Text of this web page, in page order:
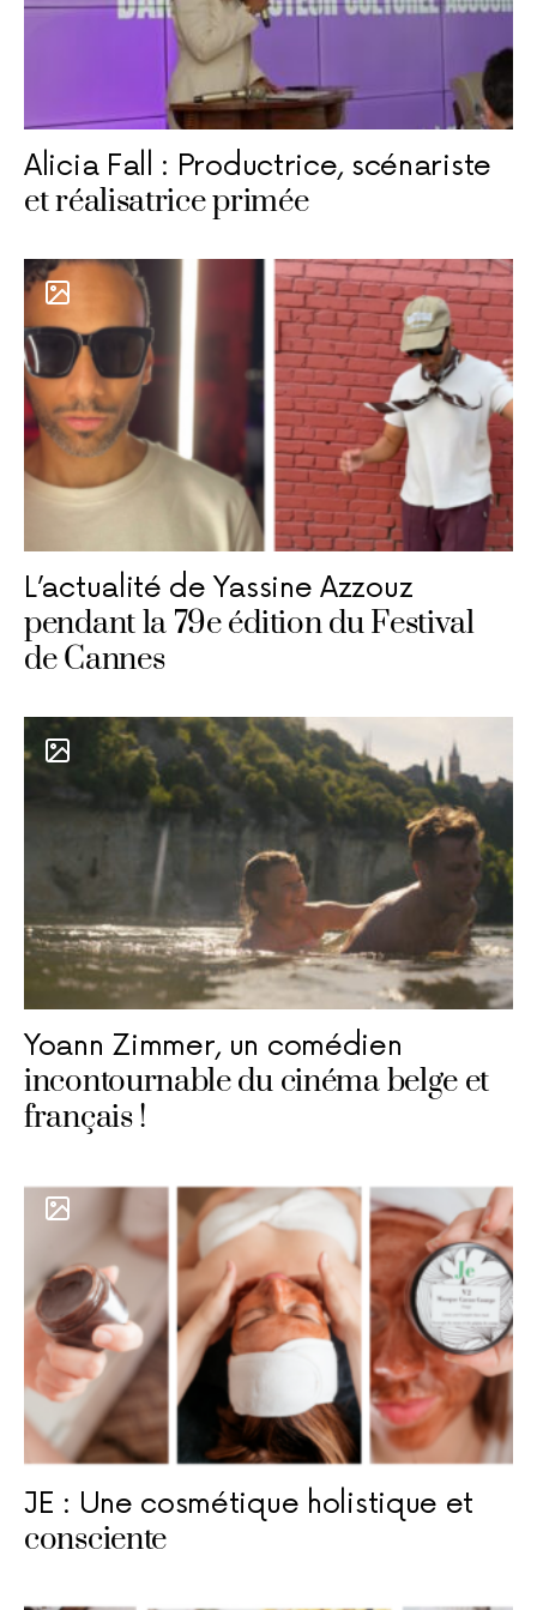
Alicia Fall : Productrice, scénariste
et réalisatrice primée
L’actualité de Yassine Azzouz
pendant la 79e édition du Festival
de Cannes
Yoann Zimmer, un comédien
incontournable du cinéma belge et
français !
JE : Une cosmétique holistique et
consciente